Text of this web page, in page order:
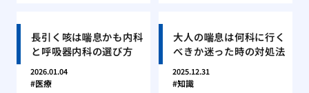
長引く咳は喘息かも内科
と呼吸器内科の選び方
2026.01.04
医療
大人の喘息は何科に行く
べきか迷った時の対処法
2025.12.31
知識